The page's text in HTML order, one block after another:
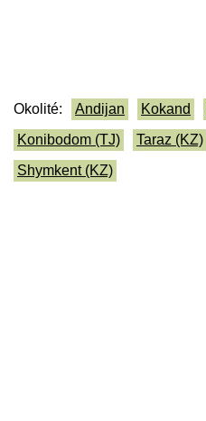
Okolité: Andijan Kokand
Konibodom (TJ)
Taraz (KZ)
Shymkent (KZ)